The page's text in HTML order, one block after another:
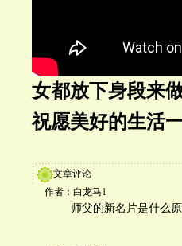
女都放下身段来
祝愿美好的生活
文章评论
作者：白龙马1
师父的新名片是什么